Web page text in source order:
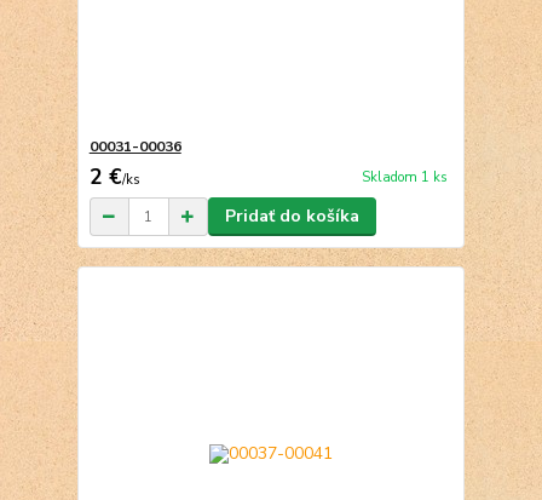
00031-00036
2 €/ks Skladom 1 ks
Pridať do košíka